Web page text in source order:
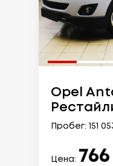
Opel
Пробег: 151
Цена: